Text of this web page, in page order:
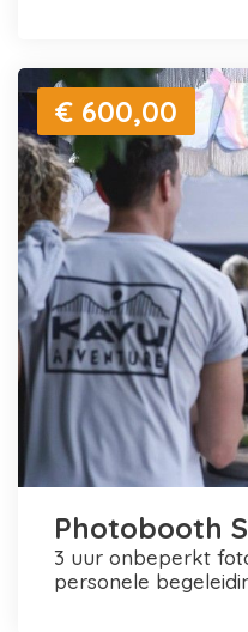
€ 600,00
Photobooth
3 uur onbeperkt foto's maken en printen +
personele